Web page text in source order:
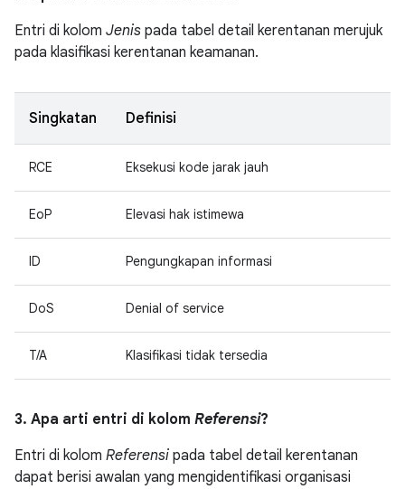
Entri di kolom Jenis pada tabel detail kerentanan merujuk
pada klasifikasi kerentanan keamanan.
Singkatan Definisi
RCE Eksekusi kode jarak jauh
EoP Elevasi hak istimewa
ID Pengungkapan informasi
DoS Denial of service
T/A Klasifikasi tidak tersedia
3. Apa arti entri di kolom Referensi?
Entri di kolom Referensi pada tabel detail kerentanan
dapat berisi awalan yang mengidentifikasi organisasi